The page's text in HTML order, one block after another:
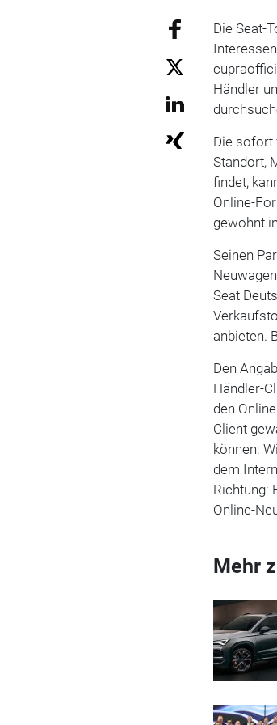
Die Seat-
Händler
Die sofort
Standort,
findet,
Online-
gewohnt
Seinen
Seat
anbieten.
Den
Händler-
den
Client
können:
dem
Richtung:
Online-
Mehr